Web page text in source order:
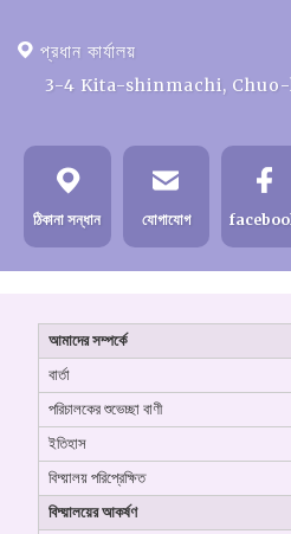
প্রধান কার্যালয়
3-4 Kita-shinmachi,
ঠিকানা সন্ধান যোগাযোগ
আমাদের সম্পর্কে
বার্তা
পরিচালকের শুভেচ্ছা বাণী
ইতিহাস
বিদ্য়ালয় পরিপ্রেক্ষিত
বিদ্য়ালয়ের আকর্ষণ